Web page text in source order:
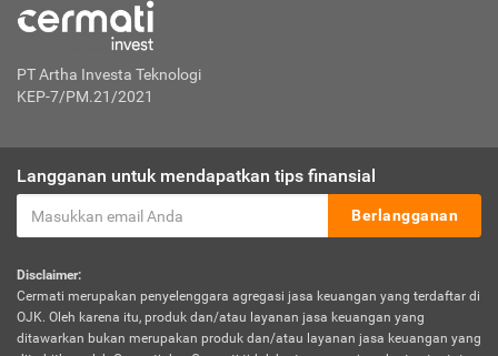
PT Artha Investa Teknologi
KEP-7/PM.21/2021
Langganan untuk mendapatkan tips finansial
Berlangganan
Disclaimer:
Cermati merupakan penyelenggara agregasi jasa keuangan yang terdaftar di
OJK. Oleh karena itu, produk dan/atau layanan jasa keuangan yang
ditawarkan bukan merupakan produk dan/atau layanan jasa keuangan yang